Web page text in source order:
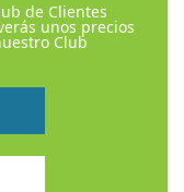
de Clientes
unos precios
Club